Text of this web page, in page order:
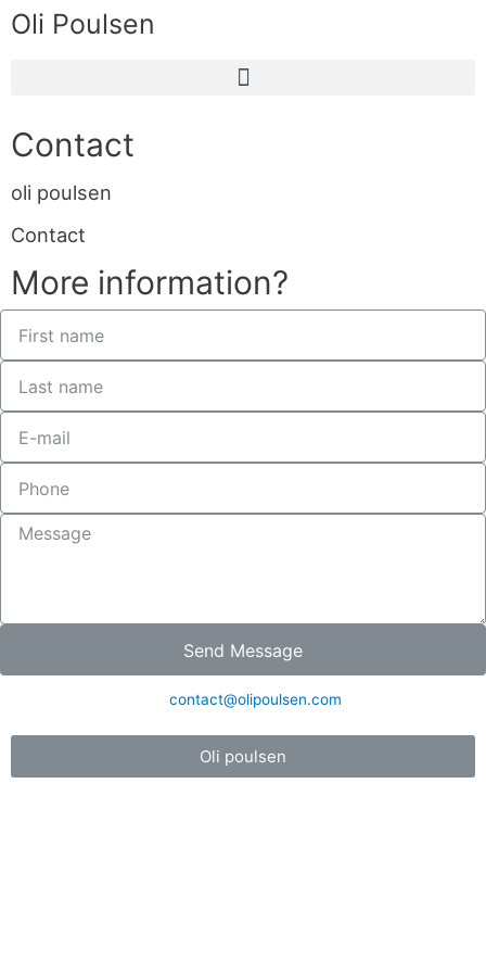
Oli Poulsen
Contact
oli poulsen
Contact
More information?
Send Message
contact@olipoulsen.com
Oli poulsen